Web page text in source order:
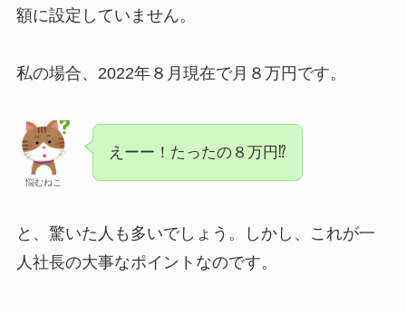
額に設定していません。
私の場合、2022年８月現在で月８万円です。
悩むねこ
えーー！たったの８万円⁉
と、驚いた人も多いでしょう。しかし、これが一
人社長の大事なポイントなのです。